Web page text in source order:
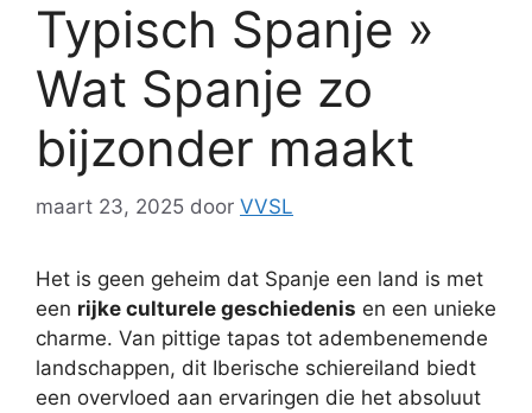
Typisch Spanje »
Wat Spanje zo
bijzonder maakt
maart 23, 2025 door VVSL
Het is geen geheim dat Spanje een land is met
een rijke culturele geschiedenis en een unieke
charme. Van pittige tapas tot adembenemende
landschappen, dit Iberische schiereiland biedt
een overvloed aan ervaringen die het absoluut